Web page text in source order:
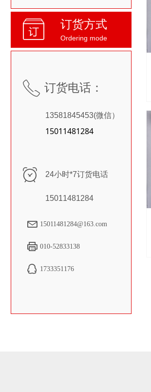
ꀵ 24小时*7订货电话
15011481284
15011481284@163.com
010-52833138
1733351176
13581845453(微信）
15011481284
订货电话：
ꂅ
订货方式
Ordering mode